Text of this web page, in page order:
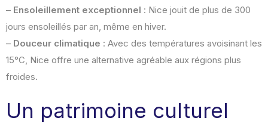
– Ensoleillement exceptionnel : Nice jouit de plus de 300
jours ensoleillés par an, même en hiver.
– Douceur climatique : Avec des températures avoisinant les
15°C, Nice offre une alternative agréable aux régions plus
froides.
Un patrimoine culturel